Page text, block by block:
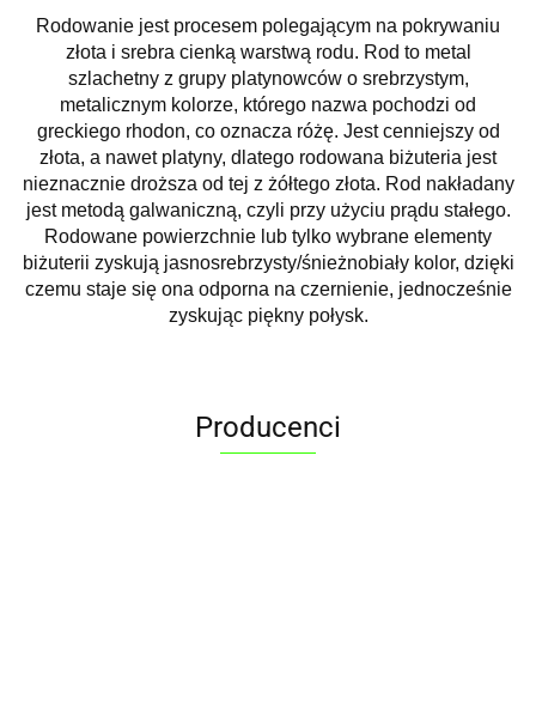
Rodowanie jest procesem polegającym na pokrywaniu
złota i srebra cienką warstwą rodu. Rod to metal
szlachetny z grupy platynowców o srebrzystym,
metalicznym kolorze, którego nazwa pochodzi od
greckiego rhodon, co oznacza różę. Jest cenniejszy od
złota, a nawet platyny, dlatego rodowana biżuteria jest
nieznacznie droższa od tej z żółtego złota. Rod nakładany
jest metodą galwaniczną, czyli przy użyciu prądu stałego.
Rodowane powierzchnie lub tylko wybrane elementy
biżuterii zyskują jasnosrebrzysty/śnieżnobiały kolor, dzięki
czemu staje się ona odporna na czernienie, jednocześnie
zyskując piękny połysk.
Producenci